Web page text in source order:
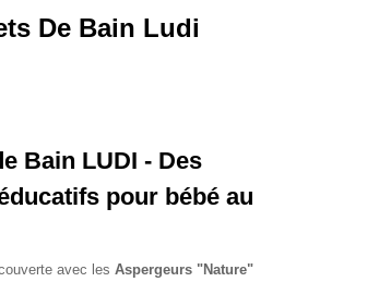
De Bain Ludi
Bain LUDI - Des
pour bébé au
avec les Aspergeurs "Nature"